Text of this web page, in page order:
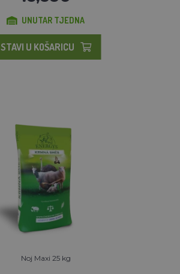
UNUTAR TJEDNA
STAVI U KOŠARICU
Noj Maxi 25 kg